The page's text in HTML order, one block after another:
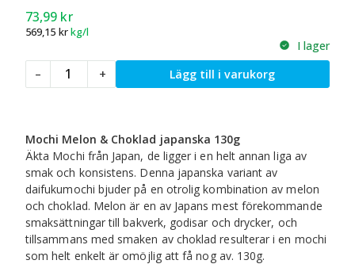
73,99 kr
569,15 krkg/l
I lager
–
Mochi
Melon
japanska
130g
mängd
+ Lägg till i varukorg
Mochi Melon & Choklad japanska 130g
Äkta Mochi från Japan, de ligger i en helt annan liga av
smak och konsistens. Denna japanska variant av
daifukumochi bjuder på en otrolig kombination av melon
och choklad. Melon är en av Japans mest förekommande
smaksättningar till bakverk, godisar och drycker, och
tillsammans med smaken av choklad resulterar i en mochi
som helt enkelt är omöjlig att få nog av. 130g.